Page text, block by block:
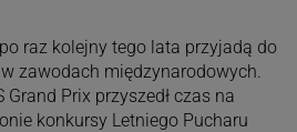
raz kolejny tego lata przyjadą do
zawodach międzynarodowych.
Prix przyszedł czas na
konkursy Letniego Pucharu